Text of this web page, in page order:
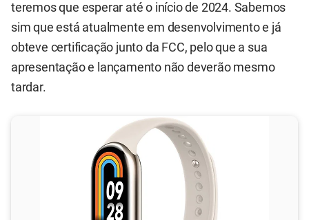
teremos que esperar até o início de 2024. Sabemos
sim que está atualmente em desenvolvimento e já
obteve certificação junto da FCC, pelo que a sua
apresentação e lançamento não deverão mesmo
tardar.